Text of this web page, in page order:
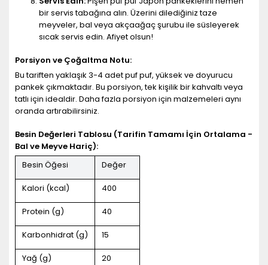
bir servis tabağına alın. Üzerini dilediğiniz taze
meyveler, bal veya akçaağaç şurubu ile süsleyerek
sıcak servis edin. Afiyet olsun!
Porsiyon ve Çoğaltma Notu:
Bu tariften yaklaşık 3-4 adet puf puf, yüksek ve doyurucu
pankek çıkmaktadır. Bu porsiyon, tek kişilik bir kahvaltı veya
tatlı için idealdir. Daha fazla porsiyon için malzemeleri aynı
oranda artırabilirsiniz.
Besin Değerleri Tablosu (Tarifin Tamamı İçin Ortalama -
Bal ve Meyve Hariç):
Besin Öğesi
Değer
Kalori (kcal) 400
Protein (g) 40
Karbonhidrat (g) 15
Yağ (g)
20